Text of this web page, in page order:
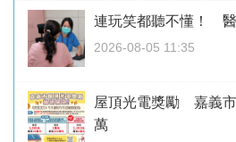
連玩笑都聽不懂！
2026-08-05 11:35
屋頂光電獎勵 嘉義
萬